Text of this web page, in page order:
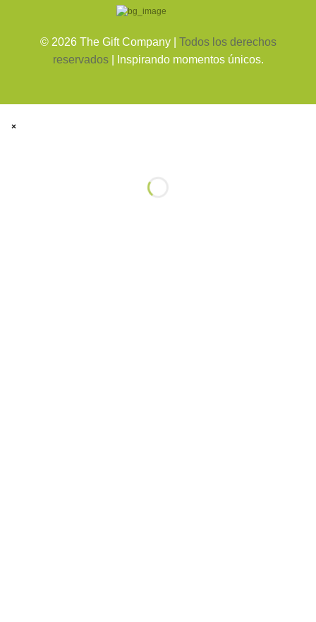
© 2026The Gift Company | Todos los derechos
reservados
| Inspirando momentos únicos.
×